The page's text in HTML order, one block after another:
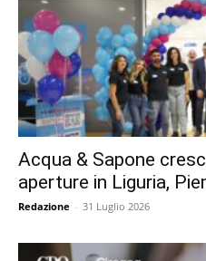
Acqua & Sapone
aperture in Liguria,
Redazione - 31 Luglio 2026